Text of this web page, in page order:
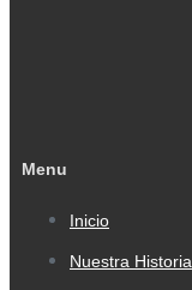
Menu
Inicio
Nuestra Historia